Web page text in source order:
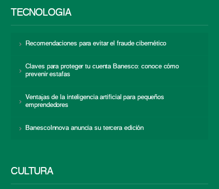
TECNOLOGÍA
Recomendaciones para evitar el fraude cibernético
Claves para proteger tu cuenta Banesco: conoce cómo
prevenir estafas
Ventajas de la inteligencia artificial para pequeños
emprendedores
BanescoInnova anuncia su tercera edición
CULTURA